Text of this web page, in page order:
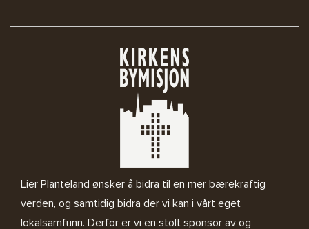
Lier Planteland ønsker å bidra til en mer bærekraftig
verden, og samtidig bidra der vi kan i vårt eget
lokalsamfunn. Derfor er vi en stolt sponsor av og